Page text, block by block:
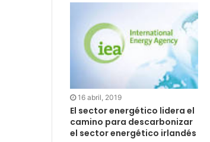
16 abril, 2019
El sector energético lidera el
camino para descarbonizar
el sector energético irlandés